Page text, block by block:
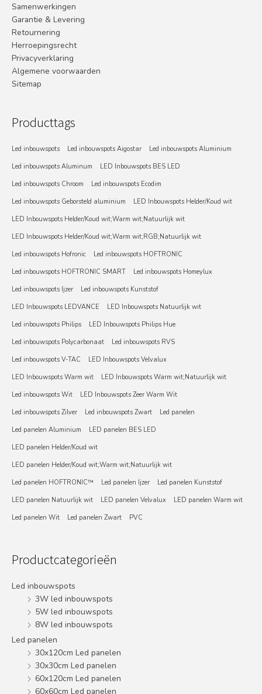
Samenwerkingen
Garantie & Levering
Retournering
Herroepingsrecht
Privacyverklaring
Algemene voorwaarden
Sitemap
Producttags
Led inbouwspots Led inbouwspots Aigostar
Led inbouwspots Aluminium
Led inbouwspots Aluminum
LED Inbouwspots BES LED
Led inbouwspots Chroom
Led inbouwspots Ecodim
Led inbouwspots Geborsteld aluminium
LED Inbouwspots Helder/Koud wit
LED Inbouwspots Helder/Koud wit;Warm wit;Natuurlijk wit
LED Inbouwspots Helder/Koud wit;Warm wit;RGB;Natuurlijk wit
Led inbouwspots Hofronic
Led inbouwspots HOFTRONIC
Led inbouwspots HOFTRONIC SMART
Led inbouwspots Homeylux
Led inbouwspots Ijzer
Led inbouwspots Kunststof
LED Inbouwspots LEDVANCE
LED Inbouwspots Natuurlijk wit
Led inbouwspots Philips
LED Inbouwspots Philips Hue
Led inbouwspots Polycarbonaat
Led inbouwspots RVS
Led inbouwspots V-TAC
LED Inbouwspots Velvalux
LED Inbouwspots Warm wit
LED Inbouwspots Warm wit;Natuurlijk wit
Led inbouwspots Wit
LED Inbouwspots Zeer Warm Wit
Led inbouwspots Zilver
Led inbouwspots Zwart
Led panelen
Led panelen Aluminium
LED panelen BES LED
LED panelen Helder/Koud wit
LED panelen Helder/Koud wit;Warm wit;Natuurlijk wit
Led panelen HOFTRONIC™
Led panelen Ijzer
Led panelen Kunststof
LED panelen Natuurlijk wit
LED panelen Velvalux
LED panelen Warm wit
Led panelen Wit
Led panelen Zwart PVC
Productcategorieën
Led inbouwspots
3W led inbouwspots
5W led inbouwspots
8W led inbouwspots
Led panelen
30x120cm Led panelen
30x30cm Led panelen
60x120cm Led panelen
60x60cm Led panelen